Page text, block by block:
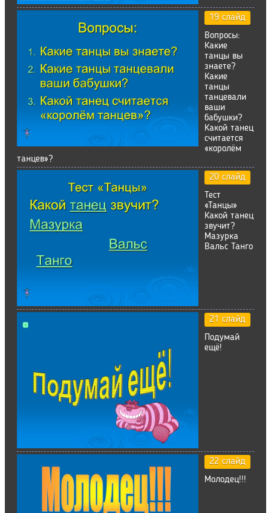
19 слайд
Вопросы:
Какие
танцы вы
знаете?
Какие
танцы
танцевали
ваши
бабушки?
Какой танец
считается
«королём
танцев»?
20 слайд
Тест
«Танцы»
Какой танец
звучит?
Мазурка
Вальс Танго
21 слайд
Подумай
ещё!
22 слайд
Молодец!!!